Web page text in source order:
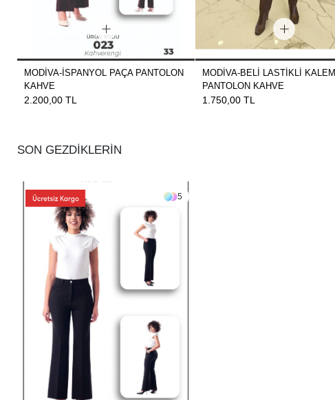
MODİVA-İSPANYOL PAÇA PANTOLON
KAHVE
2.200,00 TL
MODİVA-BELİ LASTİKLİ KALEM
PANTOLON KAHVE
1.750,00 TL
SON GEZDİKLERİN
5